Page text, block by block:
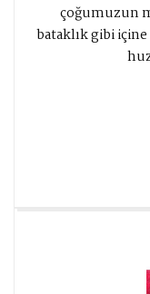
çoğumuzun
bataklık gibi